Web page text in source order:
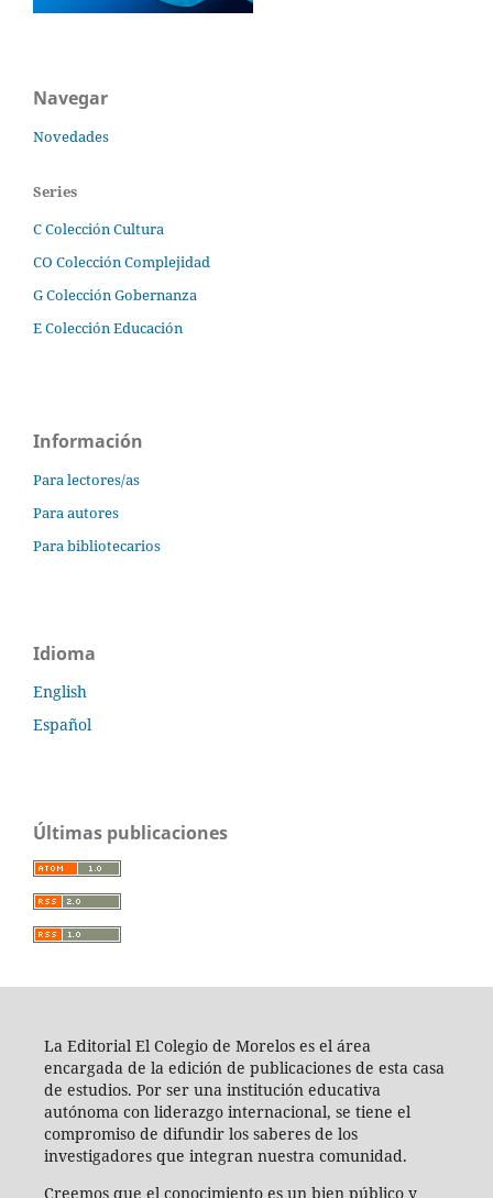
Navegar
Novedades
Series
C Colección Cultura
CO Colección Complejidad
G Colección Gobernanza
E Colección Educación
Información
Para lectores/as
Para autores
Para bibliotecarios
Idioma
English
Español
Últimas publicaciones
La Editorial El Colegio de Morelos es el área
encargada de la edición de publicaciones de esta casa
de estudios. Por ser una institución educativa
autónoma con liderazgo internacional, se tiene el
compromiso de difundir los saberes de los
investigadores que integran nuestra comunidad.
Creemos que el conocimiento es un bien público y